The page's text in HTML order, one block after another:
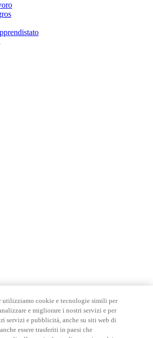
utilizziamo cookie e tecnologie simili per
e migliorare i nostri servizi e per
servizi e pubblicità, anche su siti web di
essere trasferiti in paesi che